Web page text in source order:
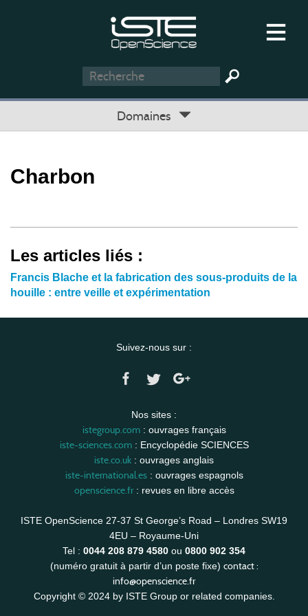
Domaines
Charbon
Les articles liés :
Francis Blache et la fabrication des sous-produits de la
houille : entre veille et expérimentation
Suivez-nous sur :
Nos sites :
istegroup.com: ouvrages français
iste-sciences.com: Encyclopédie SCIENCES
iste.co.uk : ouvrages anglais
iste-international.es: ouvrages espagnols
openscience.fr: revues en libre accès
ISTE OpenScience 27-37 St George’s Road – Londres SW19
4EU – Royaume-Uni
Tel : 0044 208 879 4580 ou 0800 902 354
(numéro gratuit à partir d’un poste fixe) contact :
info@openscience.fr
Copyright © 2024 by ISTE Group or related companies.